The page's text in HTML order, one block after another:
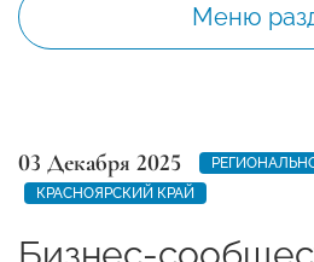
Меню
03 Декабря 2025
КРАСНОЯРСКИЙ КРАЙ